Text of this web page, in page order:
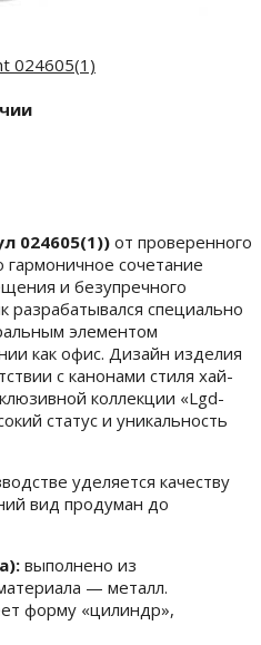
024605(1)) от проверенного
сочетание
и безупречного
разрабатывался специально
элементом
как офис. Дизайн изделия
с канонами стиля хай-
коллекции «Lgd-
статус и уникальность
уделяется качеству
вид продуман до
выполнено из
— металл.
форму «цилиндр»,